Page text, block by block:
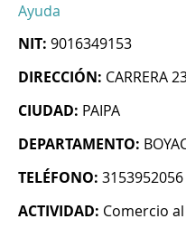
Ayuda
NIT: 9016349153
DIRECCIÓN: CARRERA
CIUDAD: PAIPA
DEPARTAMENTO:
TELÉFONO: 3153952056
ACTIVIDAD: Comercio